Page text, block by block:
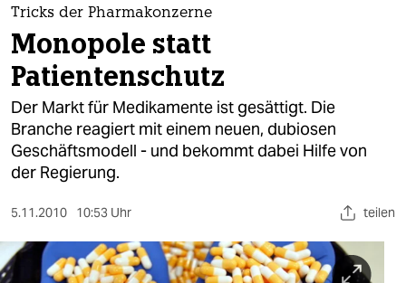
themen
politik
öko
gesellschaft
kultur
sport
berlin
Tricks der Pharmakonzerne
Monopole statt
Patientenschutz
Der Markt für Medikamente ist gesättigt. Die
Branche reagiert mit einem neuen, dubiosen
Geschäftsmodell - und bekommt dabei Hilfe von
der Regierung.
5.11.2010 10:53 Uhr teilen